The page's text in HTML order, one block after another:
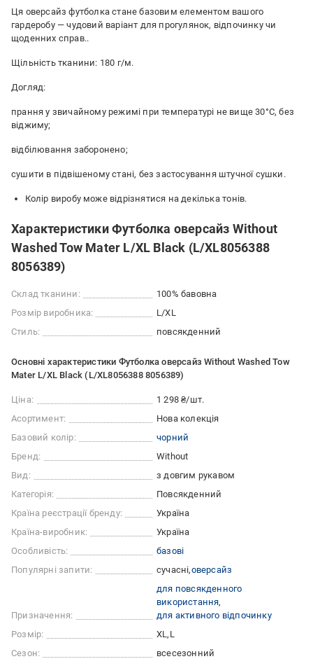
Ця оверсайз футболка стане базовим елементом вашого
гардеробу — чудовий варіант для прогулянок, відпочинку чи
щоденних справ..
Щільність тканини: 180 г/м.
Догляд:
прання у звичайному режимі при температурі не вище 30°C, без
віджиму;
відбілювання заборонено;
сушити в підвішеному стані, без застосування штучної сушки.
Колір виробу може відрізнятися на декілька тонів.
Характеристики Футболка оверсайз Without
Washed Tow Mater L/XL Black (L/XL8056388
8056389)
Склад тканини:
100% бавовна
Розмір виробника:
L/XL
Стиль:
повсякденний
Основні характеристики Футболка оверсайз Without Washed Tow
Mater L/XL Black (L/XL8056388 8056389)
Ціна:
1 298 ₴/шт.
Асортимент:
Нова колекція
Базовий колір:
чорний
Бренд:
Without
Вид:
з довгим рукавом
Категорія:
Повсякденний
Країна реєстрації бренду:
Україна
Країна-виробник:
Україна
Особливість:
базові
Популярні запити:
сучасні оверсайз
Призначення:
для повсякденного
використання
для активного відпочинку
Розмір:
XL L
Сезон:
всесезонний